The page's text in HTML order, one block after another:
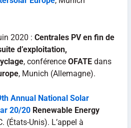
2020 : Centrales PV en fin de
d’exploitation,
, conférence OFATEdans
, Munich (Allemagne).
Annual National Solar
20/20Renewable Energy
(États-Unis). L’appel à